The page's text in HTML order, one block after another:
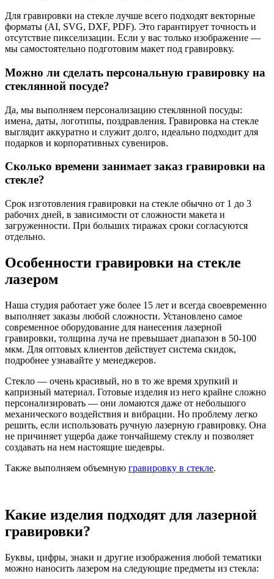
Для гравировки на стекле лучше всего подходят векторные
форматы (AI, SVG, DXF, PDF). Это гарантирует точность и
отсутствие пикселизации. Если у вас только изображение —
мы самостоятельно подготовим макет под гравировку.
Можно ли сделать персональную гравировку на
стеклянной посуде?
Да, мы выполняем персонализацию стеклянной посуды:
имена, даты, логотипы, поздравления. Гравировка на стекле
выглядит аккуратно и служит долго, идеально подходит для
подарков и корпоративных сувениров.
Сколько времени занимает заказ гравировки на
стекле?
Срок изготовления гравировки на стекле обычно от 1 до 3
рабочих дней, в зависимости от сложности макета и
загруженности. При больших тиражах сроки согласуются
отдельно.
Особенности гравировки на стекле
лазером
Наша студия работает уже более 15 лет и всегда своевременно
выполняет заказы любой сложности. Установлено самое
современное оборудование для нанесения лазерной
гравировки, толщина луча не превышает диапазон в 50-100
мкм. Для оптовых клиентов действует система скидок,
подробнее узнавайте у менеджеров.
Стекло — очень красивый, но в то же время хрупкий и
капризный материал. Готовые изделия из него крайне сложно
персонализировать — они ломаются даже от небольшого
механического воздействия и вибрации. Но проблему легко
решить, если использовать ручную лазерную гравировку. Она
не причиняет ущерба даже тончайшему стеклу и позволяет
создавать на нем настоящие шедевры.
Также выполняем объемную гравировку в стекле.
Какие изделия подходят для лазерной
гравировки?
Буквы, цифры, знаки и другие изображения любой тематики
можно наносить лазером на следующие предметы из стекла: